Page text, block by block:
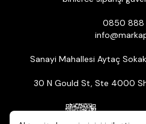
0850 888
Sanayi Mahallesi Aytaç
30 N Gould St, Ste 4000